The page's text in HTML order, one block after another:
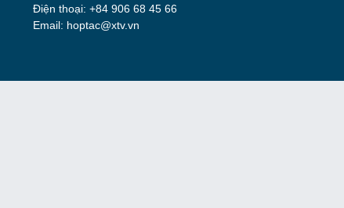
Điện thoại: +84 906 68 45 66
Email: hoptac@xtv.vn